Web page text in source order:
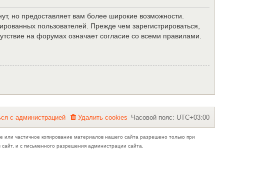
но предоставляет вам более широкие возможности.
пользователей. Прежде чем зарегистрироваться,
на форумах означает согласие со всеми правилами.
Часовой пояс: UTC+03:00
Удалить cookies
ся с администрацией
частичное копирование материалов нашего сайта разрешено только при
и с письменного разрешения администрации сайта.